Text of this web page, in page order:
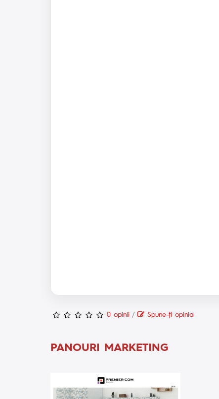
0 opinii / Spune-ţi opinia
PANOURI MARKETING